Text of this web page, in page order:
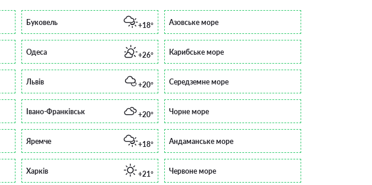
Буковель +18°
Одеса +26°
Львів +20°
Івано-Франківськ +20°
Яремче +18°
Харків +21°
Азовське море
Карибське море
Середземне море
Чорне море
Андаманське море
Червоне море